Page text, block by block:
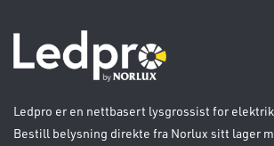
Ledpro er en nettbasert lysgrossist for
Bestill belysning direkte fra Norlux sitt lager